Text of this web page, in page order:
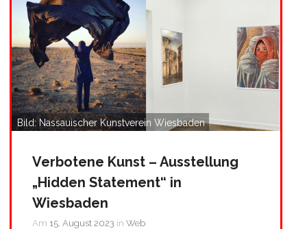
Bild: Nassauischer Kunstverein Wiesbaden
Verbotene Kunst – Ausstellung
„Hidden Statement“ in
Wiesbaden
Am 15. August 2023 in Web